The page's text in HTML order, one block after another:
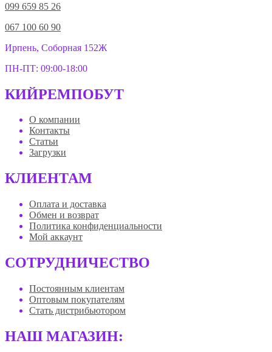
099 659 85 26
067 100 60 90
Ирпень, Соборная 152Ж
ПН-ПТ: 09:00-18:00
КИЙРЕМПОБУТ
О компании
Контакты
Статьи
Загрузки
КЛИЕНТАМ
Оплата и доставка
Обмен и возврат
Политика конфиденциальности
Мой аккаунт
СОТРУДНИЧЕСТВО
Постоянным клиентам
Оптовым покупателям
Стать дистрибьютором
НАШ МАГАЗИН: